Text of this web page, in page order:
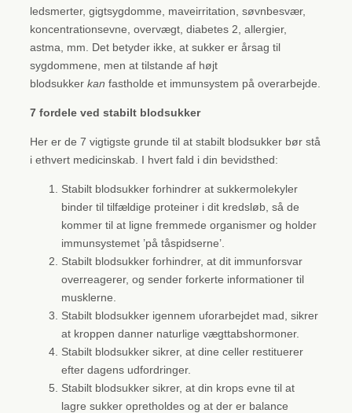
ledsmerter, gigtsygdomme, maveirritation, søvnbesvær,
koncentrationsevne, overvægt, diabetes 2, allergier,
astma, mm. Det betyder ikke, at sukker er årsag til
sygdommene, men at tilstande af højt
blodsukker kan fastholde et immunsystem på overarbejde.
7 fordele ved stabilt blodsukker
Her er de 7 vigtigste grunde til at stabilt blodsukker bør stå
i ethvert medicinskab. I hvert fald i din bevidsthed:
Stabilt blodsukker forhindrer at sukkermolekyler
binder til tilfældige proteiner i dit kredsløb, så de
kommer til at ligne fremmede organismer og holder
immunsystemet ’på tåspidserne’.
Stabilt blodsukker forhindrer, at dit immunforsvar
overreagerer, og sender forkerte informationer til
musklerne.
Stabilt blodsukker igennem uforarbejdet mad, sikrer
at kroppen danner naturlige vægttabshormoner.
Stabilt blodsukker sikrer, at dine celler restituerer
efter dagens udfordringer.
Stabilt blodsukker sikrer, at din krops evne til at
lagre sukker opretholdes og at der er balance